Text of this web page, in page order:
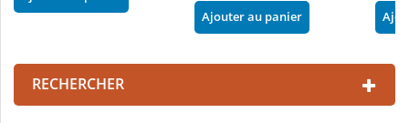
Ajouter au panier
RECHERCHER